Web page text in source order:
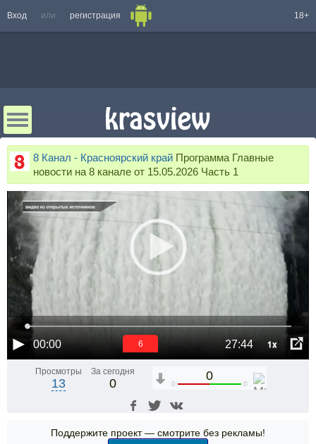
Вход или регистрация 18+
8 Канал - Красноярский край Программа Главные
новости на 8 канале от 15.05.2026 Часть 1
00:00 27:44 1x
5
Просмотры
13
За сегодня
0
0
0 0
Поддержите проект — смотрите без рекламы!